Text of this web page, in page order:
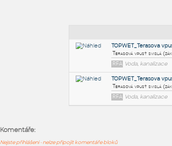
Komentáře:
Nejste přihlášeni - nelze připojit komentáře bloků